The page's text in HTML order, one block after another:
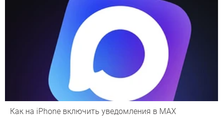
Как на iPhone включить уведомления в MAX